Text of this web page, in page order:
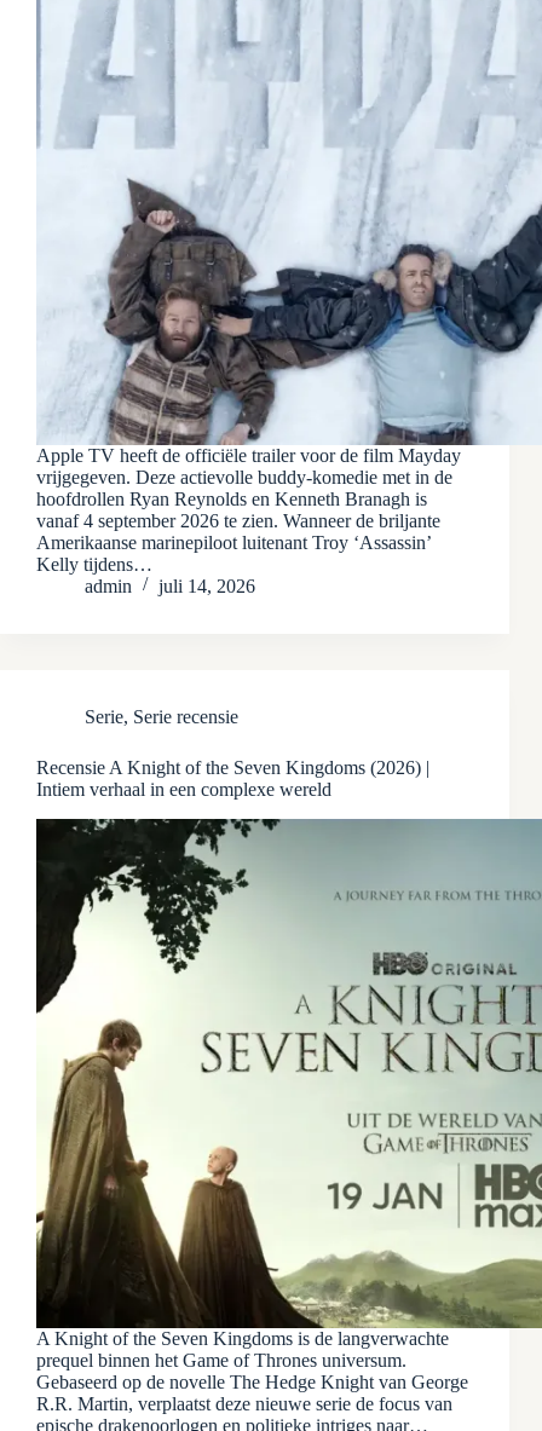
Apple TV heeft de officiële trailer voor de film Mayday
vrijgegeven. Deze actievolle buddy-komedie met in de
hoofdrollen Ryan Reynolds en Kenneth Branagh is
vanaf 4 september 2026 te zien. Wanneer de briljante
Amerikaanse marinepiloot luitenant Troy ‘Assassin’
Kelly tijdens…
admin
juli 14, 2026
Serie, Serie recensie
Recensie A Knight of the Seven Kingdoms (2026) |
Intiem verhaal in een complexe wereld
A Knight of the Seven Kingdoms is de langverwachte
prequel binnen het Game of Thrones universum.
Gebaseerd op de novelle The Hedge Knight van George
R.R. Martin, verplaatst deze nieuwe serie de focus van
epische drakenoorlogen en politieke intriges naar…